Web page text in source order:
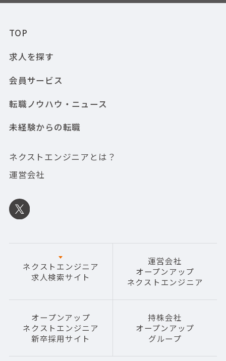
TOP
求人を探す
会員サービス
転職ノウハウ・ニュース
未経験からの転職
ネクストエンジニアとは？
運営会社
ネクストエンジニア
求人検索サイト
運営会社
オープンアップ
ネクストエンジニア
オープンアップ
ネクストエンジニア
新卒採用サイト
持株会社
オープンアップ
グループ